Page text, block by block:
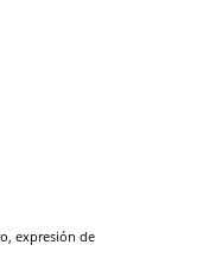
expresión de